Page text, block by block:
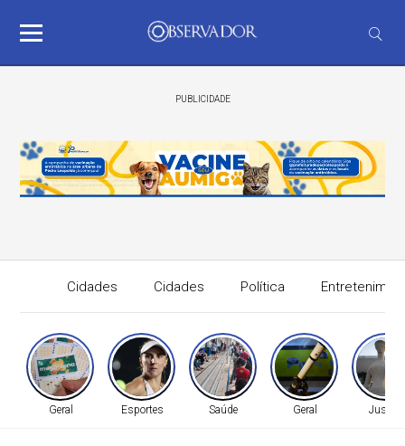
PUBLICIDADE
Cidades Cidades Política
Geral Esportes Saúde Geral Justiça